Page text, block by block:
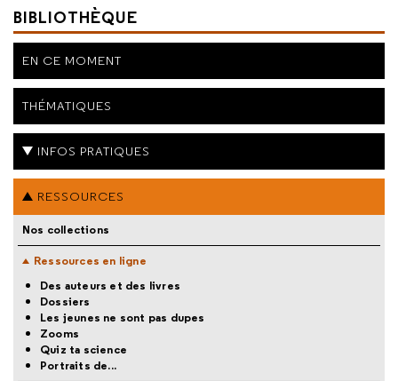
BIBLIOTHÈQUE
EN CE MOMENT
THÉMATIQUES
INFOS PRATIQUES
RESSOURCES
Nos collections
Ressources en ligne
Des auteurs et des livres
Dossiers
Les jeunes ne sont pas dupes
Zooms
Quiz ta science
Portraits de...